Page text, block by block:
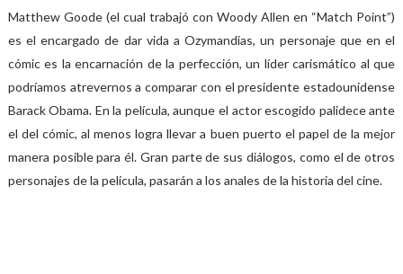
Matthew Goode (el cual trabajó con Woody Allen en “Match Point”)
es el encargado de dar vida a Ozymandias, un personaje que en el
cómic es la encarnación de la perfección, un líder carismático al que
podríamos atrevernos a comparar con el presidente estadounidense
Barack Obama. En la película, aunque el actor escogido palidece ante
el del cómic, al menos logra llevar a buen puerto el papel de la mejor
manera posible para él. Gran parte de sus diálogos, como el de otros
personajes de la película, pasarán a los anales de la historia del cine.